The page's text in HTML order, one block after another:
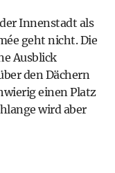
Innenstadt als
geht nicht. Die
Ausblick
den Dächern
einen Platz
wird aber